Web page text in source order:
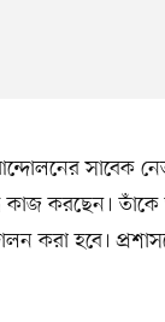
সাবেক
কাজ করছেন।
করা হবে।